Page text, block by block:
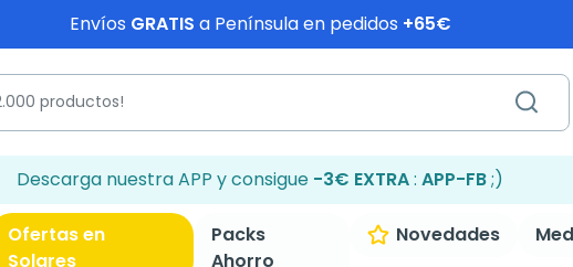
Envíos GRATIS a Península en pedidos +65€
Descarga nuestra APP y consigue -3€ EXTRA: APP-FB;)
Ofertas en
Solares
Packs
Ahorro
Novedades